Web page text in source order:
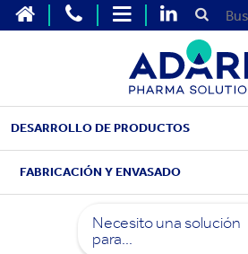
DESARROLLO DE PRODUCTOS
FABRICACIÓN Y ENVASADO
Necesito una solución
para...